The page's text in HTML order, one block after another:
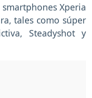
Xperia
tales como súper
Steadyshot y